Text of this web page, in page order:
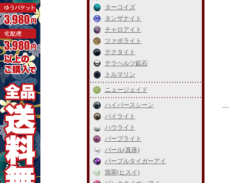
ターコイズ
タンザナイト
チャロアイト
ツァボライト
テクタイト
テラヘルツ鉱石
トルマリン
ニュージェイド
ハイパースシーン
パイライト
ハウライト
パープライト
パール(真珠)
パープルタイガーアイ
翡翠(ヒスイ)